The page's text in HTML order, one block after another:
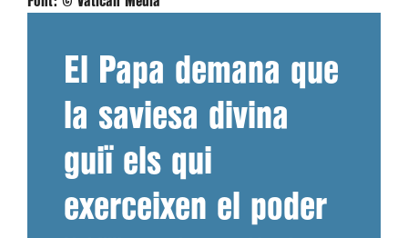
El Papa demana que
la saviesa divina
guiï els qui
exerceixen el poder